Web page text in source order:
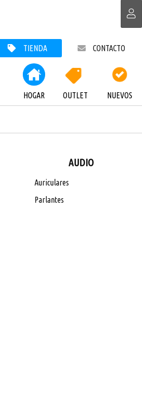
TIENDA CONTACTO
HOGAR OUTLET NUEVOS
AUDIO
Auriculares
Parlantes